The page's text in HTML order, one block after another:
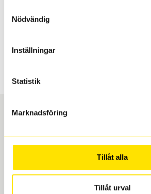
Nödvändig
Inställningar
Statistik
Marknadsföring
Tillåt alla
Tillåt urval
inte vara samma dimension som
Boka och hämta hos
När du beställer dina nya däck eller
levereras de direkt till någon av våra
Göteborg. Välj mellan Hisingen